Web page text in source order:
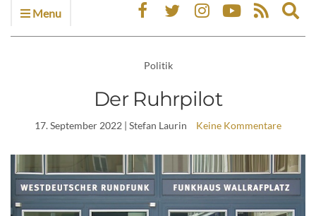
Menu
Politik
Der Ruhrpilot
17. September 2022 | Stefan Laurin Keine Kommentare